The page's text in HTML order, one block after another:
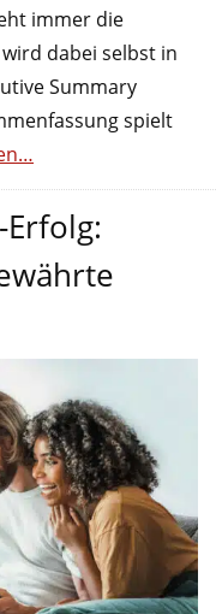
immer die
dabei selbst in
Summary
spielt